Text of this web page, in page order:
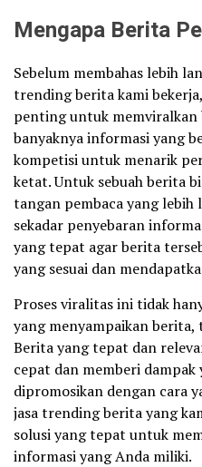
Mengapa Berita
Sebelum membahas lebih
trending berita kami
penting untuk memviralkan
banyaknya informasi yang
kompetisi untuk menarik
ketat. Untuk sebuah berita
tangan pembaca yang lebih
sekadar penyebaran
yang tepat agar berita
yang sesuai dan
Proses viralitas ini tidak
yang menyampaikan berita,
Berita yang tepat dan
cepat dan memberi dampak
dipromosikan dengan cara
jasa trending berita yang
solusi yang tepat untuk
informasi yang Anda miliki.